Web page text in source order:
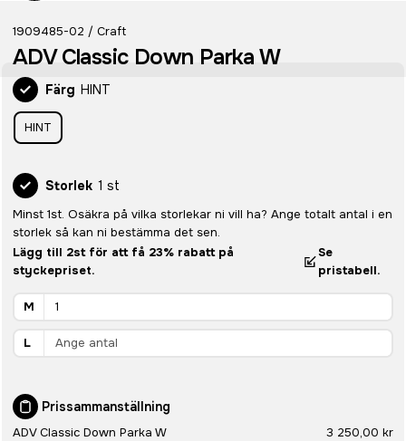
1909485-02 / Craft
ADV Classic Down Parka W
Färg HINT
HINT
Storlek 1 st
Minst 1st. Osäkra på vilka storlekar ni vill ha? Ange totalt antal i en
storlek så kan ni bestämma det sen.
Lägg till 2st för att få 23% rabatt på
styckepriset.
Se
pristabell.
M
L
Prissammanställning
ADV Classic Down Parka W 3 250,00 kr